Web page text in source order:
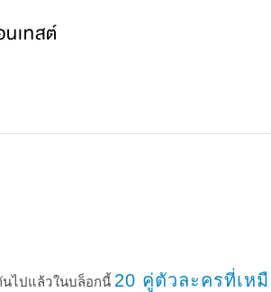
เทสต์
นไปแล้วในบล็อกนี้ 20 คู่ตัวละครที่เห